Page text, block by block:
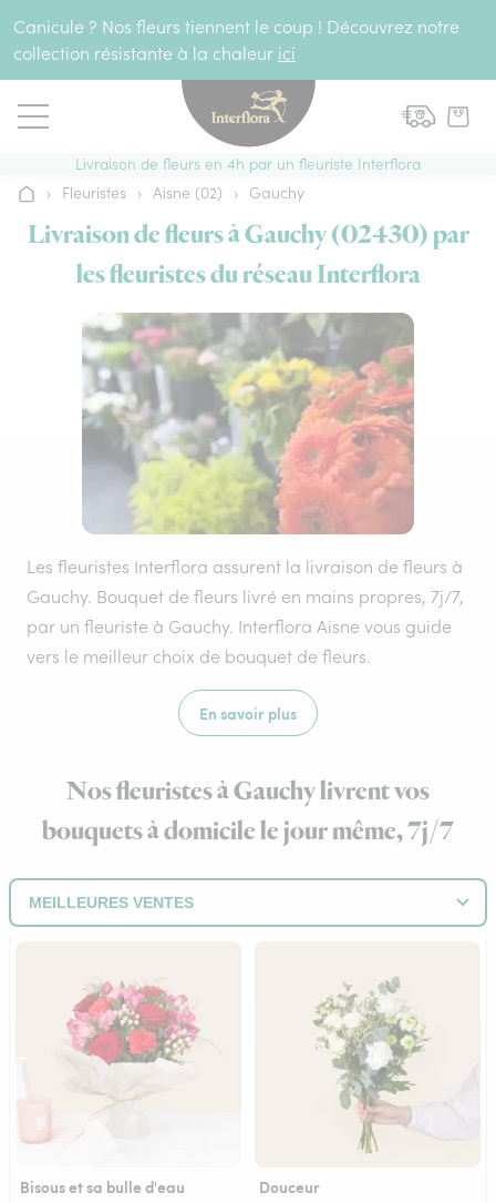
Canicule ? Nos fleurs tiennent le coup ! Découvrez notre
collection résistante à la chaleur ici
Livraison de fleurs en 4h par un fleuriste Interflora
Accueil
› Fleuristes › Aisne (02) › Gauchy
Livraison de fleurs à Gauchy (02430) par
les fleuristes du réseau Interflora
Les fleuristes Interflora assurent la livraison de fleurs à
Gauchy. Bouquet de fleurs livré en mains propres, 7j/7,
par un fleuriste à Gauchy. Interflora Aisne vous guide
vers le meilleur choix de bouquet de fleurs.
En savoir plus
Nos fleuristes à Gauchy livrent vos
bouquets à domicile le jour même, 7j/7
Bisous et sa bulle d'eau Douceur